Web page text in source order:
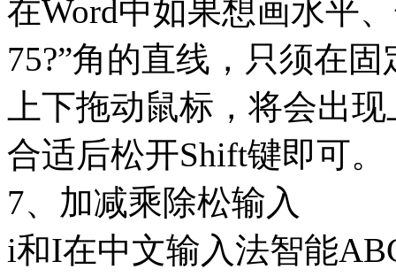
在Word中如果想画水平
75?”角的直线，只须在
上下拖动鼠标，将会出
合适后松开Shift键即可。
7、加减乘除松输入
i和I在中文输入法智能